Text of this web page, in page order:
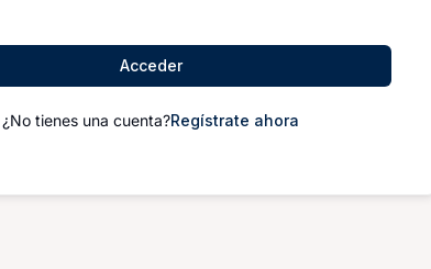
Acceder
¿No tienes una cuenta?Regístrate ahora